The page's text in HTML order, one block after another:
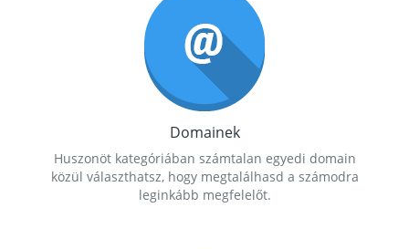
Domainek
Huszonöt kategóriában számtalan egyedi domain
közül választhatsz, hogy megtalálhasd a számodra
leginkább megfelelőt.